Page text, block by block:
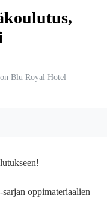
Blu Royal Hotel
sarjan oppimateriaalien